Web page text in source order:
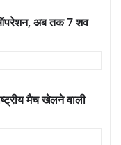
अब तक 7 शव
मैच खेलने वाली